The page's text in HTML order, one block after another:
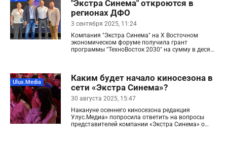
такого фильма поддержал президент России
Владимир Путин. Недавно лента получила
спецприз имени Евгения Родионова на XXI
Международном фестивале военного кино.
"Диодорова. Против течения", "Кончится лето",
"Спид Стар", "Мин аатым Таптал", "Мой парень -
Айдол!", "Карина", "Кукушка", "Белый пароход".
много лет назад. С 2020 года ежегодно
проводится конкурсный отбор среди
кинематографистов республики на
предоставление из государственного бюджета
региона субсидии на развитие и модернизацию
национального кинопроизводства. За это время
38 проектов получили более 115,2 миллиона
рублей. По словам главы региона Айсена
Николаева, такая политика будет продолжена.
cinema.ru/static/images/posts/3649/5.jpg[/img]
[/center] [center][img]https://extra-
cinema.ru/static/images/posts/3649/6.jpg[/img]
[/center] [center][img]https://extra-
[/center]
"Экстра Синема" откроются в
регионах ДФО
3 сентября 2025, 11:24
Компания "Экстра Синема" на Х Восточном
экономическом форуме получила грант
программы "ТехноВосток 2030" на сумму в десять
служба якутской организации.
Ulus.Media
Каким будет начало киносезона в
сети «Экстра Синема»?
30 августа 2025, 15:47
Накануне осеннего киносезона редакция
Улус.Медиа» попросила ответить на вопросы
представителей компании «Экстра Синема» о